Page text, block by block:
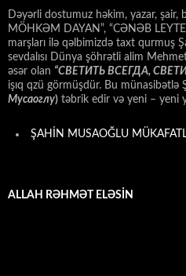
Dəyərli dostumuz həkim, yazar, şair,
MÖHKƏM DAYAN”, “CƏNƏB
marşları ilə qəlbimizdə taxt qurmuş
sevdalısı Dünya şöhrətli alim
əsər olan “СВЕТИТЬ ВСЕГДА,
işıq qzü görmüşdür. Bu münasibətlə
Мусаоглу) təbrik edir və yeni – yeni
ŞAHİN MUSAOĞLU
ALLAH RƏHMƏT ELƏSİN